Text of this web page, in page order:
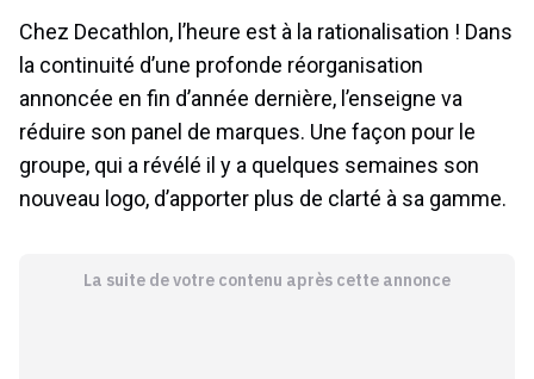
Chez Decathlon, l’heure est à la rationalisation ! Dans
la continuité d’une profonde réorganisation
annoncée en fin d’année dernière, l’enseigne va
réduire son panel de marques. Une façon pour le
groupe, qui a révélé il y a quelques semaines son
nouveau logo, d’apporter plus de clarté à sa gamme.
La suite de votre contenu après cette annonce